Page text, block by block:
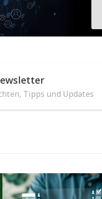
Tipps und Updates